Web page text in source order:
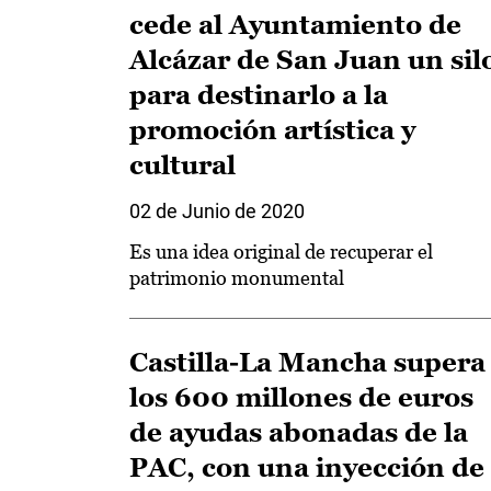
cede al Ayuntamiento de
Alcázar de San Juan un
para destinarlo a la
promoción artística y
cultural
02 de Junio de 2020
Es una idea original de recuperar el
patrimonio monumental
Castilla-La Mancha supera
los 600 millones de euros
de ayudas abonadas de la
PAC, con una inyección de